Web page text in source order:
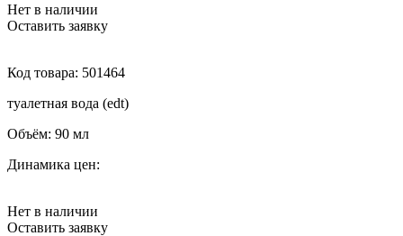
Нет в наличии
Оставить заявку
Код товара: 501464
туалетная вода (edt)
Объём: 90 мл
Динамика цен:
Нет в наличии
Оставить заявку